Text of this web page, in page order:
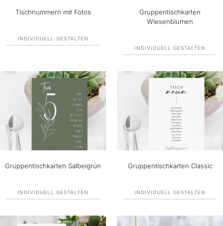
Tischnummern mit Fotos
INDIVIDUELL GESTALTEN
Gruppentischkarten
Wiesenblumen
INDIVIDUELL GESTALTEN
Gruppentischkarten Salbeigrün
INDIVIDUELL GESTALTEN
Gruppentischkarten Classic
INDIVIDUELL GESTALTEN